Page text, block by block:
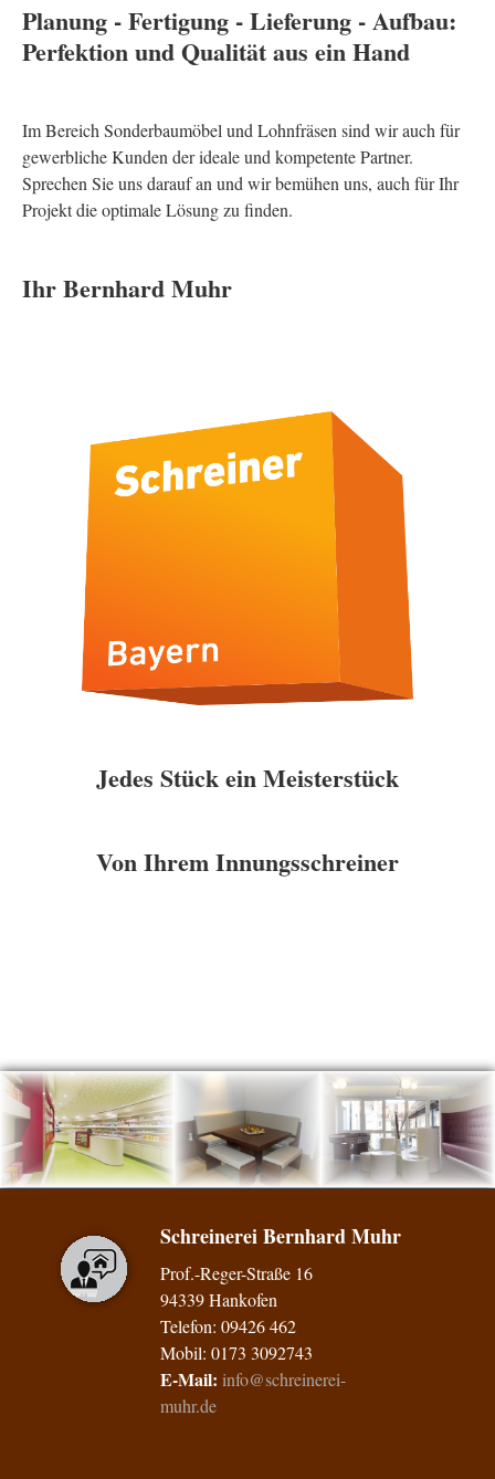
Planung - Fertigung - Lieferung - Aufbau:
Perfektion und Qualität aus ein Hand
Im Bereich Sonderbaumöbel und Lohnfräsen sind wir auch für
gewerbliche Kunden der ideale und kompetente Partner.
Sprechen Sie uns darauf an und wir bemühen uns, auch für Ihr
Projekt die optimale Lösung zu finden.
Ihr Bernhard Muhr
Jedes Stück ein Meisterstück
Von Ihrem Innungsschreiner
Schreinerei Bernhard Muhr
Prof.-Reger-Straße 16
94339 Hankofen
Telefon: 09426 462
Mobil: 0173 3092743
E-Mail: info@schreinerei-
muhr.de